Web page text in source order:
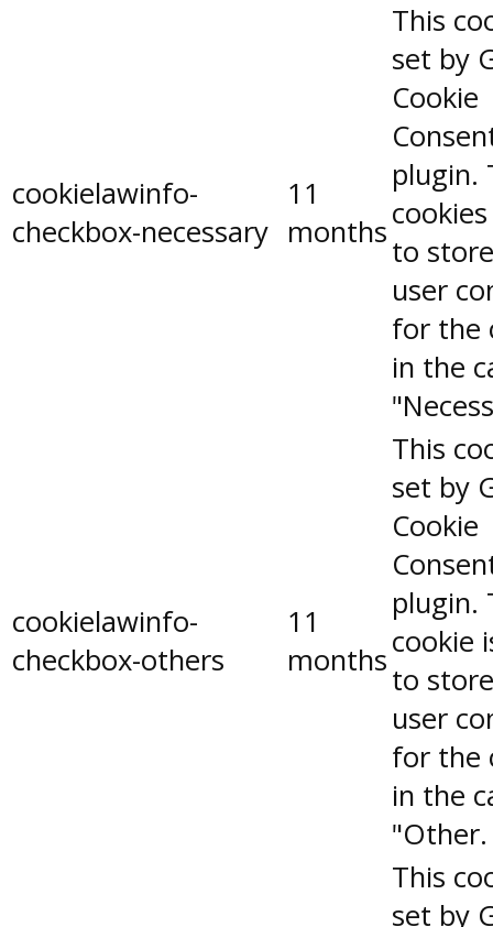
cookielawinfo-
checkbox-necessary
11
months
This
set by
Cookie
plugin.
to
user
for the
in the
cookielawinfo-
checkbox-others
11
months
This
set by
Cookie
plugin.
cookie
to
user
for the
in the
"Other.
This
set by